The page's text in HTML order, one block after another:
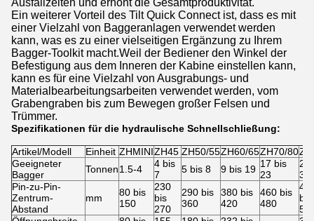
Ausfallzeiten und erhöht die Gesamtproduktivität.
Ein weiterer Vorteil des Tilt Quick Connect ist, dass es mit
einer Vielzahl von Baggeranlagen verwendet werden
kann, was es zu einer vielseitigen Ergänzung zu Ihrem
Bagger-Toolkit macht.Weil der Bediener den Winkel der
Befestigung aus dem Inneren der Kabine einstellen kann,
kann es für eine Vielzahl von Ausgrabungs- und
Materialbearbeitungsarbeiten verwendet werden, vom
Grabengraben bis zum Bewegen großer Felsen und
Trümmer.
Spezifikationen für die hydraulische Schnellschließung:
Artikel/Modell Einheit ZHMINIZH45 ZH50/55ZH60/65ZH70/80
Geeigneter
Bagger
Tonnen1.5-4
4 bis
7
5 bis 8 9 bis 19 17 bis
23
23
30
Pin-zu-Pin-
Zentrum-
Abstand
mm
80 bis
150
230
bis
270
290 bis
360
380 bis
420
460 bis
480
bis